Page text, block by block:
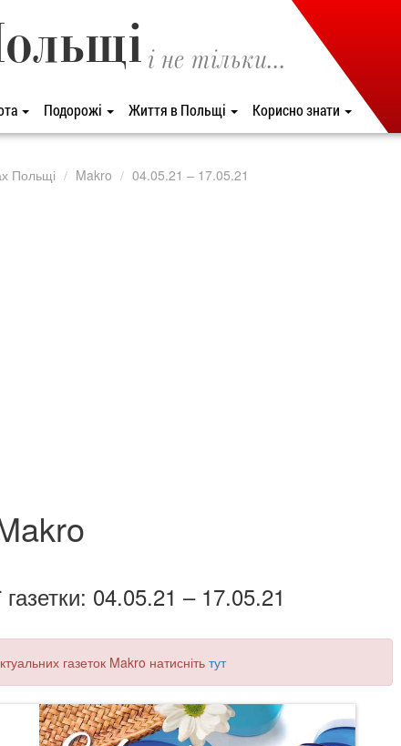
і не тільки...
Подорожі Життя в Польщі Корисно знати
Польщі Makro 04.05.21 – 17.05.21
газетки: 04.05.21 – 17.05.21
газеток Makro натисніть тут